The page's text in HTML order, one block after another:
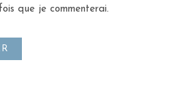
que je commenterai.